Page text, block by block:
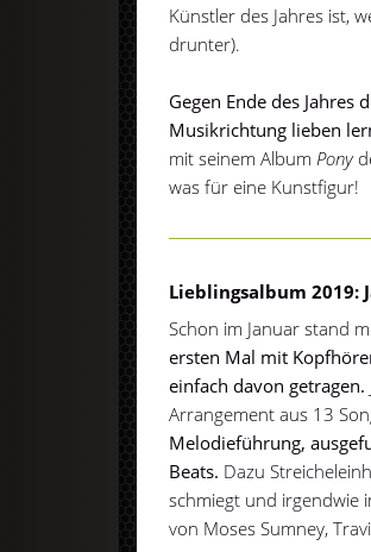
Künstler des Jahres ist,
drunter).
Gegen Ende des
Musikrichtung lieben
mit seinem Album Pony
was für eine Kunstfigur!
Lieblingsalbum 2019:
Schon im Januar stand
ersten Mal mit
einfach davon getragen.
Arrangement aus 13
Melodieführung,
Beats. Dazu
schmiegt und irgendwie
von Moses Sumney,